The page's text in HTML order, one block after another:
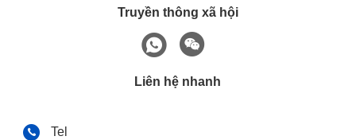
Truyền thông xã hội
Liên hệ nhanh
Tel